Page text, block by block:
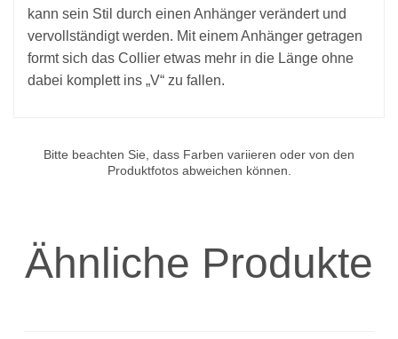
kann sein Stil durch einen Anhänger verändert und
vervollständigt werden. Mit einem Anhänger getragen
formt sich das Collier etwas mehr in die Länge ohne
dabei komplett ins „V“ zu fallen.
Bitte beachten Sie, dass Farben variieren oder von den
Produktfotos abweichen können.
Ähnliche Produkte